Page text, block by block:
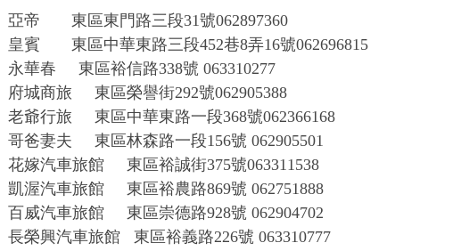
亞帝 東區東門路三段31號062897360
皇賓
東區中華東路三段452巷8弄16號062696815
永華春
東區裕信路338號 063310277
府城商旅 東區榮譽街292號062905388
老爺行旅 東區中華東路一段368號062366168
哥爸妻夫
東區林森路一段156號 062905501
花嫁汽車旅館
東區裕誠街375號063311538
凱渥汽車旅館 東區裕農路869號 062751888
百威汽車旅館 東區崇德路928號 062904702
長榮興汽車旅館 東區裕義路226號 063310777